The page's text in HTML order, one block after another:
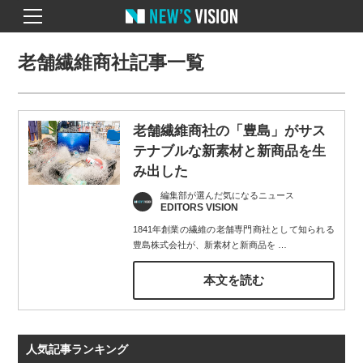
老舗繊維商社記事一覧
老舗繊維商社の「豊島」がサス
テナブルな新素材と新商品を生
み出した
編集部が選んだ気になるニュース
EDITORS VISION
1841年創業の繊維の老舗専門商社として知られる
豊島株式会社が、新素材と新商品を
本文を読む
人気記事ランキング